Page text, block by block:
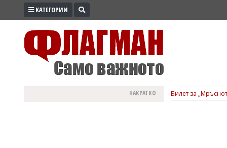
ПРОМО
КАТЕГОРИИ
НАКРАТКО Билет за